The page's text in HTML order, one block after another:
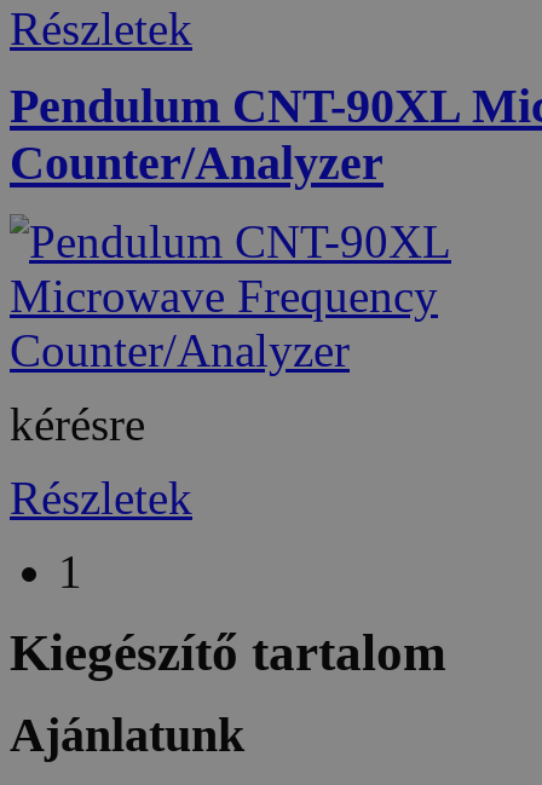
Részletek
Pendulum CNT-90XL
Counter/Analyzer
kérésre
Részletek
1
Kiegészítő tartalom
Ajánlatunk